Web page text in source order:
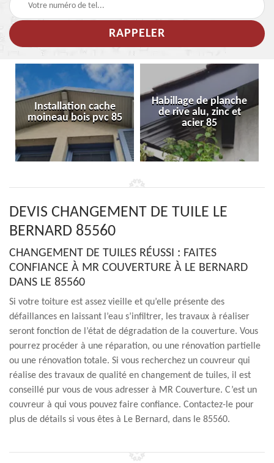
Installation cache
moineau bois pvc 85
Habillage de planche
de rive alu, zinc et
acier 85
DEVIS CHANGEMENT DE TUILE LE
BERNARD 85560
CHANGEMENT DE TUILES RÉUSSI : FAITES
CONFIANCE À MR COUVERTURE À LE BERNARD
DANS LE 85560
Si votre toiture est assez vieille et qu’elle présente des
défaillances en laissant l’eau s’infiltrer, les travaux à réaliser
seront fonction de l’état de dégradation de la couverture. Vous
pourrez procéder à une réparation, ou une rénovation partielle
ou une rénovation totale. Si vous recherchez un couvreur qui
réalise des travaux de qualité en changement de tuiles, il est
conseillé pur vous de vous adresser à MR Couverture. C’est un
couvreur à qui vous pouvez faire confiance. Contactez-le pour
plus de détails si vous êtes à Le Bernard, dans le 85560.